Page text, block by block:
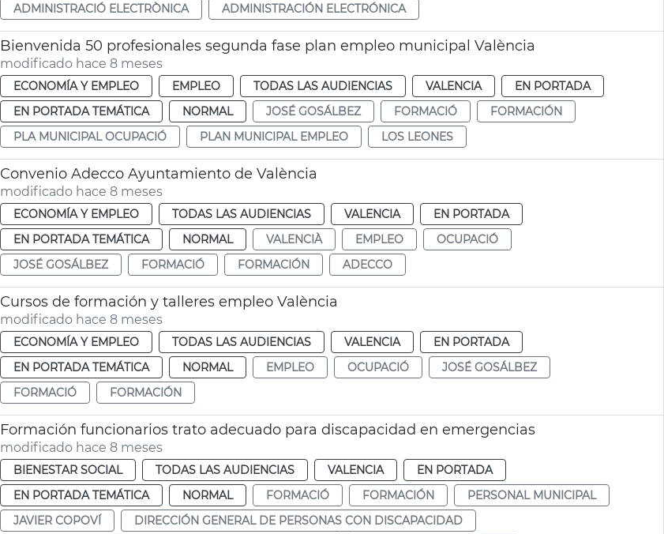
ADMINISTRACIÓ ELECTRÒNICA
ADMINISTRACIÓN ELECTRÓNICA
Bienvenida 50 profesionales segunda fase plan empleo municipal València
modificado hace 8 meses
ECONOMÍA Y EMPLEO EMPLEO TODAS LAS AUDIENCIAS VALENCIA
EN PORTADA
EN PORTADA TEMÁTICA
NORMAL JOSÉ GOSÁLBEZ FORMACIÓ
FORMACIÓN
PLA MUNICIPAL OCUPACIÓ
PLAN MUNICIPAL EMPLEO LOS LEONES
Convenio Adecco Ayuntamiento de València
modificado hace 8 meses
ECONOMÍA Y EMPLEO TODAS LAS AUDIENCIAS VALENCIA
EN PORTADA
EN PORTADA TEMÁTICA
NORMAL VALENCIÀ EMPLEO
OCUPACIÓ
JOSÉ GOSÁLBEZ
FORMACIÓ FORMACIÓN ADECCO
Cursos de formación y talleres empleo València
modificado hace 8 meses
ECONOMÍA Y EMPLEO TODAS LAS AUDIENCIAS VALENCIA
EN PORTADA
EN PORTADA TEMÁTICA
NORMAL EMPLEO OCUPACIÓ
JOSÉ GOSÁLBEZ
FORMACIÓ
FORMACIÓN
Formación funcionarios trato adecuado para discapacidad en emergencias
modificado hace 8 meses
BIENESTAR SOCIAL TODAS LAS AUDIENCIAS VALENCIA
EN PORTADA
EN PORTADA TEMÁTICA
NORMAL FORMACIÓ FORMACIÓN
PERSONAL MUNICIPAL
JAVIER COPOVÍ
DIRECCIÓN GENERAL DE PERSONAS CON DISCAPACIDAD